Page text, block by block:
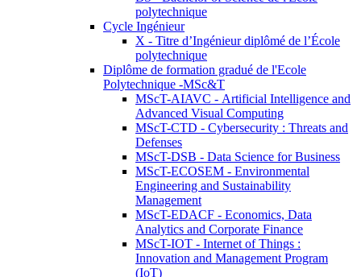
polytechnique
Cycle Ingénieur
X - Titre d’Ingénieur diplômé de l’École
polytechnique
Diplôme de formation gradué de l'Ecole
Polytechnique -MSc&T
MScT-AIAVC - Artificial Intelligence and
Advanced Visual Computing
MScT-CTD - Cybersecurity : Threats and
Defenses
MScT-DSB - Data Science for Business
MScT-ECOSEM - Environmental
Engineering and Sustainability
Management
MScT-EDACF - Economics, Data
Analytics and Corporate Finance
MScT-IOT - Internet of Things :
Innovation and Management Program
(IoT)